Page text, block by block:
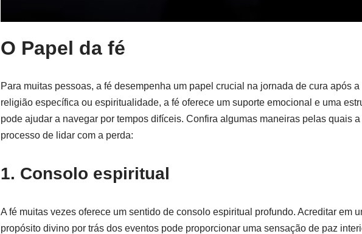
O Papel da fé
Para muitas pessoas, a fé desempenha um papel crucial na jornada de cura após
religião específica ou espiritualidade, a fé oferece um suporte emocional e uma
pode ajudar a navegar por tempos difíceis. Confira algumas maneiras pelas quais
processo de lidar com a perda:
1. Consolo espiritual
A fé muitas vezes oferece um sentido de consolo espiritual profundo. Acreditar em
propósito divino por trás dos eventos pode proporcionar uma sensação de paz